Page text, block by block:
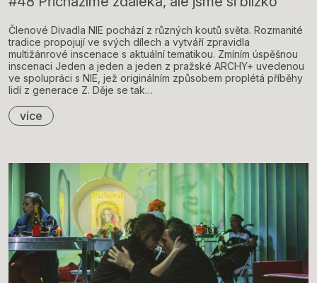
Členové Divadla NIE pochází z různých koutů světa. Rozmanité
tradice propojují ve svých dílech a vytváří zpravidla
multižánrové inscenace s aktuální tematikou. Zmíním úspěšnou
inscenaci Jeden a jeden a jeden z pražské ARCHY+ uvedenou
ve spolupráci s NIE, jež originálním způsobem proplétá příběhy
lidí z generace Z. Děje se tak…
více